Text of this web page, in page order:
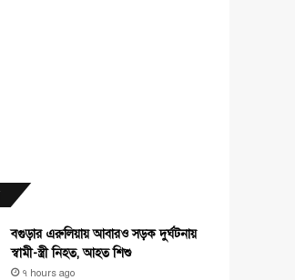
বগুড়ার এরুলিয়ায় আবারও সড়ক দুর্ঘটনায়
স্বামী-স্ত্রী নিহত, আহত শিশু
৭ hours ago